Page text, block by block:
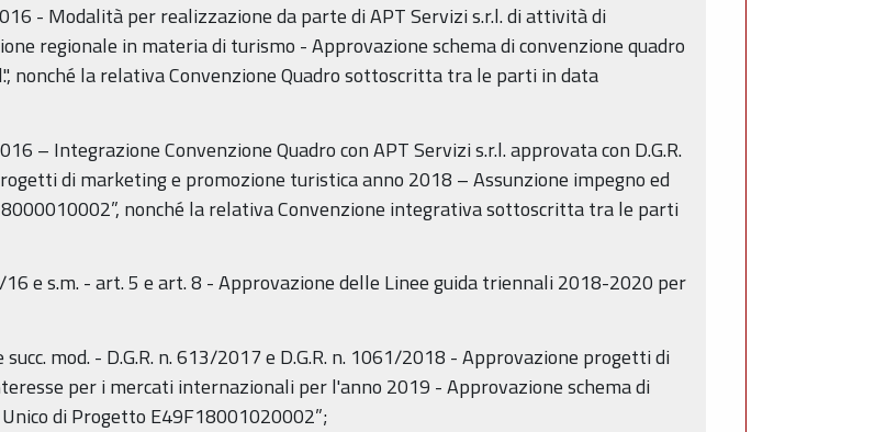
- Modalità per realizzazione da parte di APT Servizi s.r.l. di attività di
regionale in materia di turismo - Approvazione schema di convenzione quadro
nonché la relativa Convenzione Quadro sottoscritta tra le parti in data
– Integrazione Convenzione Quadro con APT Servizi s.r.l. approvata con D.G.R.
di marketing e promozione turistica anno 2018 – Assunzione impegno ed
nonché la relativa Convenzione integrativa sottoscritta tra le parti
e s.m. - art. 5 e art. 8 - Approvazione delle Linee guida triennali 2018-2020 per
mod. - D.G.R. n. 613/2017 e D.G.R. n. 1061/2018 - Approvazione progetti di
per i mercati internazionali per l'anno 2019 - Approvazione schema di
di Progetto E49F18001020002”;